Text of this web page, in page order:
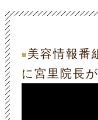
■ 美容情報番
に宮里院長